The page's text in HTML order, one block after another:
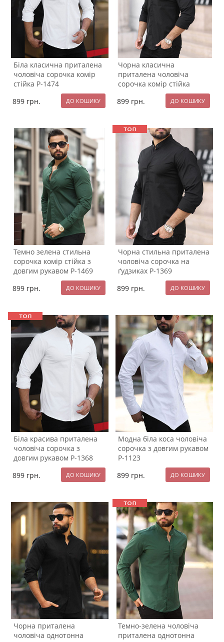
Біла класична приталена
чоловіча сорочка комір
стійка Р-1474
899 грн.
Чорна класична
приталена чоловіча
сорочка комір стійка
899 грн.
Темно зелена стильна
сорочка комір стійка з
довгим рукавом Р-1469
899 грн.
Чорна стильна приталена
чоловіча сорочка на
ґудзиках Р-1369
899 грн.
Біла красива приталена
чоловіча сорочка з
довгим рукавом Р-1368
899 грн.
Модна біла коса чоловіча
сорочка з довгим рукавом
Р-1123
899 грн.
Чорна приталена
чоловіча однотонна
Темно-зелена чоловіча
приталена однотонна